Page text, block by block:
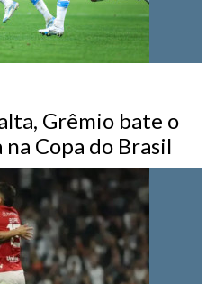
Grêmio bate o
Copa do Brasil